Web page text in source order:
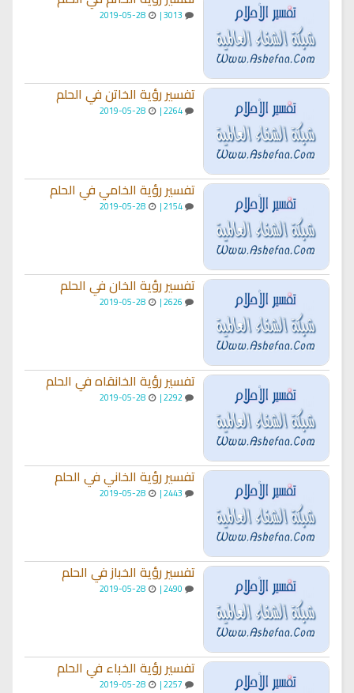
2019-05-28
تفسير رؤية الخاتن في الحلم
2264 |
2019-05-28
تفسير رؤية الخامي في الحلم
2154 |
2019-05-28
تفسير رؤية الخان في الحلم
2019-05-28
تفسير رؤية الخانقاه في الحلم
2292 |
2019-05-28
تفسير رؤية الخاني في الحلم
2019-05-28
تفسير رؤية الخباز في الحلم
2019-05-28
تفسير رؤية الخباء في الحلم
2019-05-28